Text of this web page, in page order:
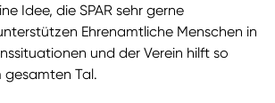
Idee, die SPAR sehr gerne
Ehrenamtliche Menschen in
und der Verein hilft so
gesamten Tal.